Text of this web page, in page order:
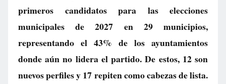
primeros candidatos para las elecciones
municipales de 2027 en 29 municipios,
representando el 43% de los ayuntamientos
donde aún no lidera el partido. De estos, 12 son
nuevos perfiles y 17 repiten como cabezas de lista.